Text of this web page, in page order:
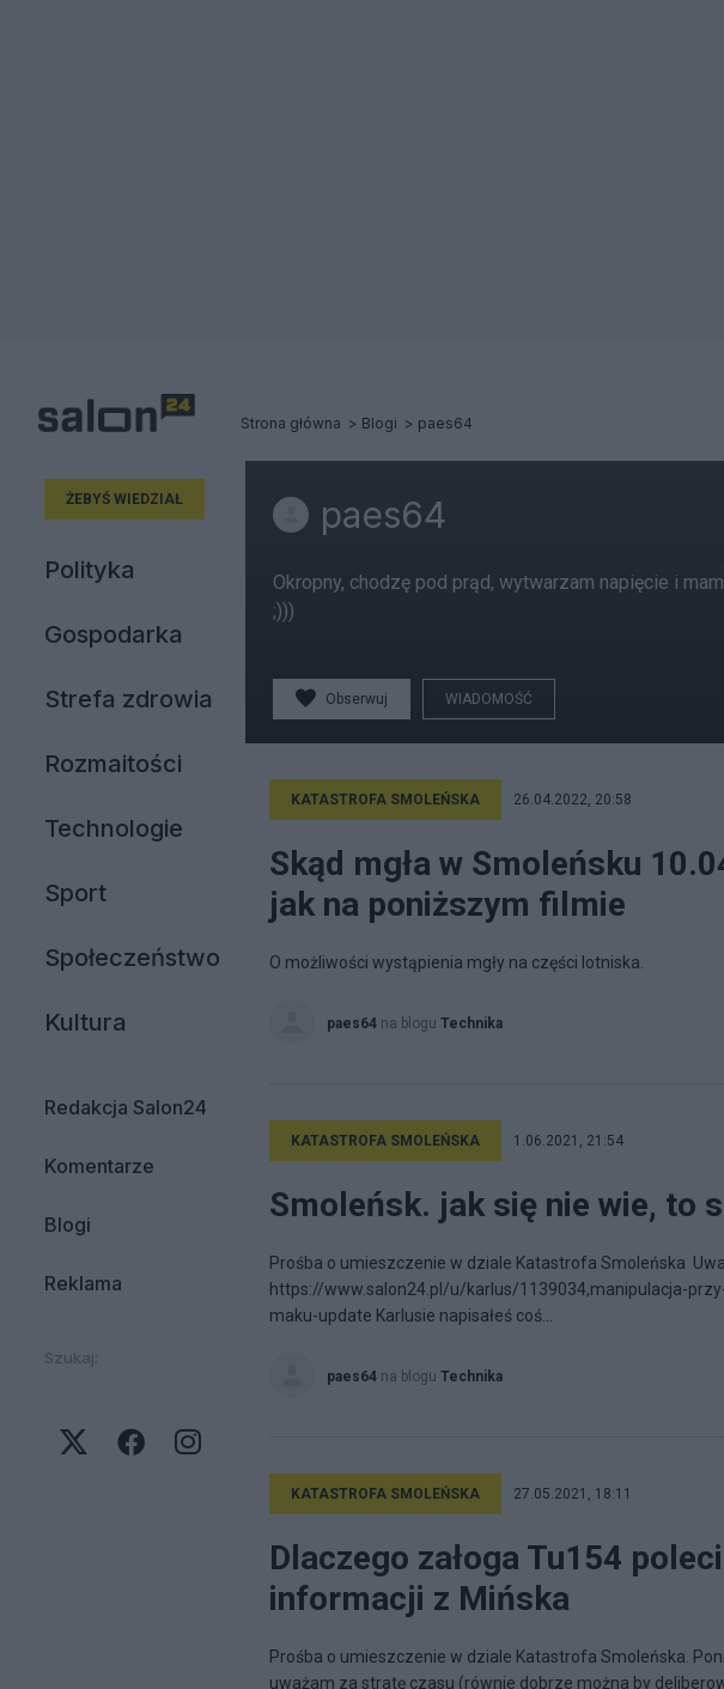
Strona główna Blogi paes64
ŻEBYŚ WIEDZIAŁ
Polityka
Gospodarka
Strefa zdrowia
Rozmaitości
Technologie
Sport
Społeczeństwo
Kultura
Redakcja Salon24
Komentarze
Blogi
Reklama
Szukaj:
paes64
Okropny, chodzę pod prąd, wytwarzam napięcie i
;)))
Obserwuj WIADOMOŚĆ
KATASTROFA SMOLEŃSKA 26.04.2022, 20:58
Skąd mgła w Smoleńsku
jak na poniższym filmie
O możliwości wystąpienia mgły na części lotniska.
paes64 na blogu Technika
KATASTROFA SMOLEŃSKA 1.06.2021, 21:54
Smoleńsk. jak się nie wie, to
Prośba o umieszczenie w dziale Katastrofa Smoleńska
https://www.salon24.pl/u/karlus/1139034,manipulacja-
maku-update Karlusie napisałeś coś...
paes64 na blogu Technika
KATASTROFA SMOLEŃSKA 27.05.2021, 18:11
Dlaczego załoga Tu154
informacji z Mińska
Prośba o umieszczenie w dziale Katastrofa Smoleńska.
uważam za stratę czasu (równie dobrze można by